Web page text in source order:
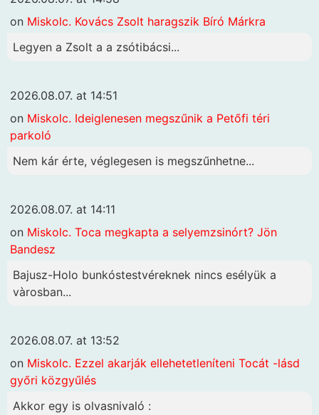
on Miskolc. Kovács Zsolt haragszik Bíró Márkra
Legyen a Zsolt a a zsótibácsi...
2026.08.07. at 14:51
on Miskolc. Ideiglenesen megszűnik a Petőfi téri
parkoló
Nem kár érte, véglegesen is megszűnhetne...
2026.08.07. at 14:11
on Miskolc. Toca megkapta a selyemzsinórt? Jön
Bandesz
Bajusz-Holo bunkóstestvéreknek nincs esélyük a
vàrosban...
2026.08.07. at 13:52
on Miskolc. Ezzel akarják ellehetetleníteni Tocát -lásd
győri közgyűlés
Akkor egy is olvasnivaló :